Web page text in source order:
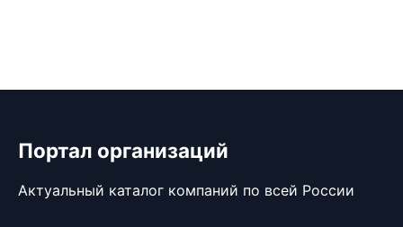
Портал организаций
Актуальный каталог компаний по всей России